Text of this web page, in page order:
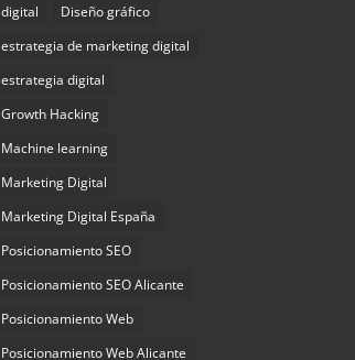
digital
Diseño gráfico
estrategia de marketing digital
estrategia digital
Growth Hacking
Machine learning
Marketing Digital
Marketing Digital España
Posicionamiento SEO
Posicionamiento SEO Alicante
Posicionamiento Web
Posicionamiento Web Alicante